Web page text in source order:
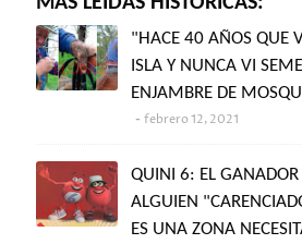
"HACE 40 AÑOS QUE
ISLA Y NUNCA VI
ENJAMBRE DE
febrero 12, 2021
QUINI 6: EL GANADOR
ALGUIEN
ES UNA ZONA